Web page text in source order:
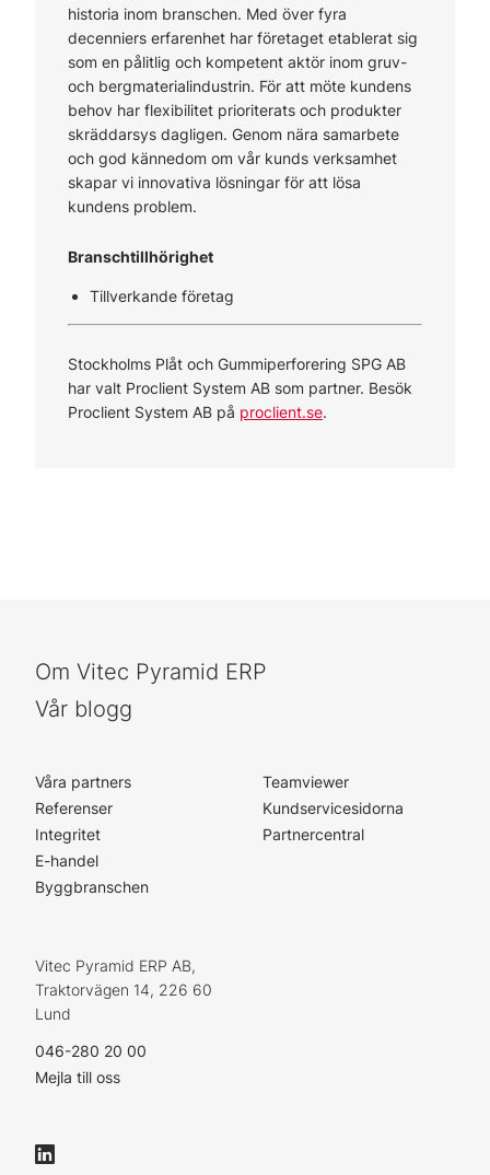
historia inom branschen. Med över fyra
decenniers erfarenhet har företaget etablerat sig
som en pålitlig och kompetent aktör inom gruv-
och bergmaterialindustrin. För att möte kundens
behov har flexibilitet prioriterats och produkter
skräddarsys dagligen. Genom nära samarbete
och god kännedom om vår kunds verksamhet
skapar vi innovativa lösningar för att lösa
kundens problem.
Branschtillhörighet
Tillverkande företag
Stockholms Plåt och Gummiperforering SPG AB
har valt Proclient System AB som partner. Besök
Proclient System AB på proclient.se.
Om Vitec Pyramid ERP
Vår blogg
Våra partners
Referenser
Integritet
E-handel
Byggbranschen
Teamviewer
Kundservicesidorna
Partnercentral
Vitec Pyramid ERP AB,
Traktorvägen 14, 226 60
Lund
046-280 20 00
Mejla till oss